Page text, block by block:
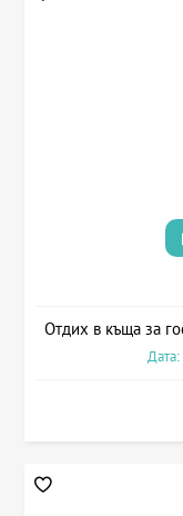
Отдих в къща за